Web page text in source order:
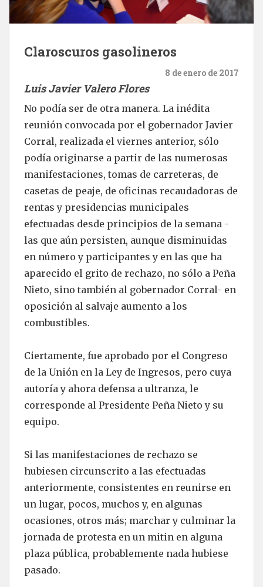
Claroscuros gasolineros
8 de enero de 2017
Luis Javier Valero Flores
No podía ser de otra manera. La inédita
reunión convocada por el gobernador Javier
Corral, realizada el viernes anterior, sólo
podía originarse a partir de las numerosas
manifestaciones, tomas de carreteras, de
casetas de peaje, de oficinas recaudadoras de
rentas y presidencias municipales
efectuadas desde principios de la semana -
las que aún persisten, aunque disminuidas
en número y participantes y en las que ha
aparecido el grito de rechazo, no sólo a Peña
Nieto, sino también al gobernador Corral- en
oposición al salvaje aumento a los
combustibles.
Ciertamente, fue aprobado por el Congreso
de la Unión en la Ley de Ingresos, pero cuya
autoría y ahora defensa a ultranza, le
corresponde al Presidente Peña Nieto y su
equipo.
Si las manifestaciones de rechazo se
hubiesen circunscrito a las efectuadas
anteriormente, consistentes en reunirse en
un lugar, pocos, muchos y, en algunas
ocasiones, otros más; marchar y culminar la
jornada de protesta en un mitin en alguna
plaza pública, probablemente nada hubiese
pasado.